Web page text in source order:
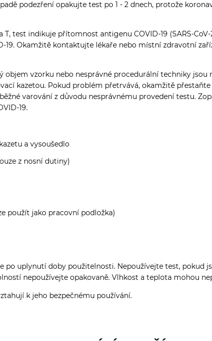
podezření opakujte test po 1 - 2 dnech, protože
test indikuje přítomnost antigenu COVID-19 (SARS-
19. Okamžitě kontaktujte lékaře nebo místní zdravotní
objem vzorku nebo nesprávné procedurální techniky
kazetou. Pokud problém přetrvává, okamžitě
varování z důvodu nesprávnému provedení testu.
19.
a vysoušedlo
z nosní dutiny)
použít jako pracovní podložka)
uplynutí doby použitelnosti. Nepoužívejte test, pokud
nepoužívejte opakovaně. Vlhkost a teplota mohou
k jeho bezpečnému používání.